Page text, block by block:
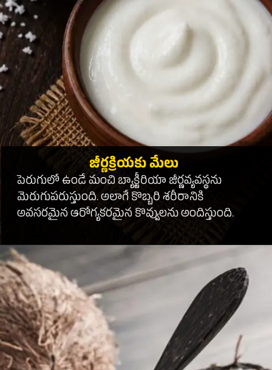
పెరుగులో ఉండే మంచి బ్యాక్టీరియా జీర్ణవ్యవస్థను
మెరుగుపరుస్తుంది. అలాగే కొబ్బరి శరీరానికి
అవసరమైన ఆరోగ్యకరమైన కొవ్వులను అందిస్తుంది.
జీర్ణక్రియకు మేలు